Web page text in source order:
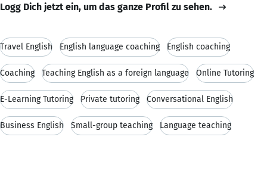
Logg Dich jetzt ein, um das ganze Profil zu sehen.
Travel English English language coaching English coaching
Coaching Teaching English as a foreign language Online Tutoring
E-Learning Tutoring Private tutoring Conversational English
Business English Small-group teaching Language teaching